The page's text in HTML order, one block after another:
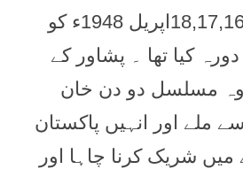
جنرل پاکستان 18,17,16اپریل 1948ء کو
کیا تھا ۔ پشاور کے
وہ مسلسل دو دن خان
ملے اور انہیں پاکستان
شریک کرنا چاہا اور